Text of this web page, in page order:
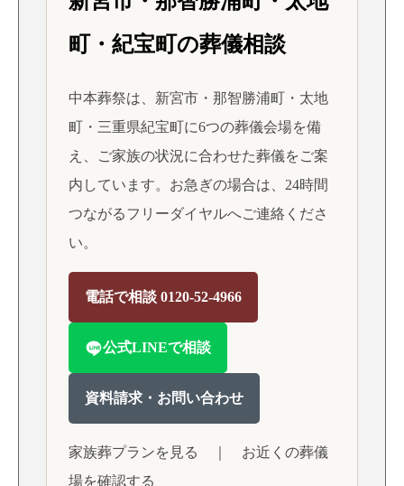
町・紀宝町の葬儀相談
中本葬祭は、新宮市・那智勝浦町・太地
町・三重県紀宝町に6つの葬儀会場を備
え、ご家族の状況に合わせた葬儀をご案
内しています。お急ぎの場合は、24時間
つながるフリーダイヤルへご連絡くださ
い。
電話で相談 0120-52-4966
公式LINEで相談
資料請求・お問い合わせ
家族葬プランを見る
お近くの葬儀
場を確認する